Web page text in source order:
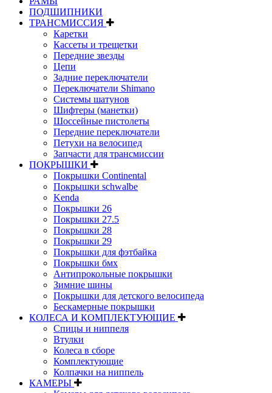
ПОДШИПНИКИ
ТРАНСМИССИЯ
Каретки
Кассеты и трещетки
Передние звезды
Цепи
Задние переключатели
Переключатели Shimano
Системы шатунов
Шифтеры (манетки)
Шоссейные пистолеты
Передние переключатели
Петухи на велосипед
Запчасти для трансмиссии
ПОКРЫШКИ
Покрышки Continental
Покрышки schwalbe
Kenda
Покрышки 26
Покрышки 27.5
Покрышки 28
Покрышки 29
Покрышки для фэтбайка
Покрышки бмх
Антипрокольные покрышки
Зимние шины
Покрышки для детского велосипеда
Бескамерные покрышки
КОЛЕСА И КОМПЛЕКТУЮЩИЕ
Спицы и ниппеля
Втулки
Колеса в сборе
Комплектующие
Колпачки на ниппель
КАМЕРЫ